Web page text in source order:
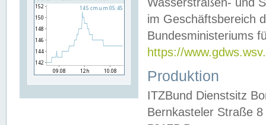
im Geschäftsbereich
Bundesministeriums
https://
Produktion
ITZBund Dienstsitz
Bernkasteler Straße 8